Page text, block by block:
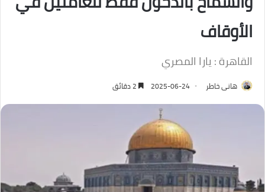
الأوقاف
القاهرة : يارا المصري
هانى خاطر 2025-06-24